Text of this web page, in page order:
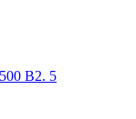
В2. 5